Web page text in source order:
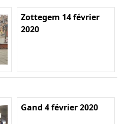
Zottegem 14 février
2020
Gand 4 février 2020